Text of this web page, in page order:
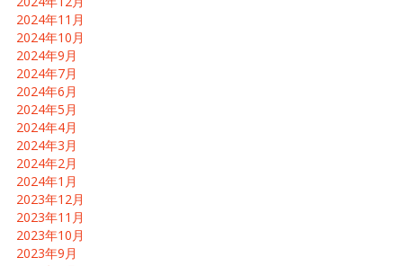
2024年11月
2024年10月
2024年9月
2024年7月
2024年6月
2024年5月
2024年4月
2024年3月
2024年2月
2024年1月
2023年12月
2023年11月
2023年10月
2023年9月